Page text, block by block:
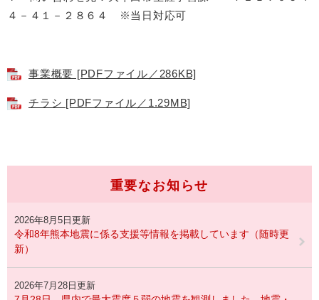
４－４１－２８６４ ※当日対応可
事業概要 [PDFファイル／286KB]
チラシ [PDFファイル／1.29MB]
重要なお知らせ
2026年8月5日更新
令和8年熊本地震に係る支援等情報を掲載しています（随時更
新）
2026年7月28日更新